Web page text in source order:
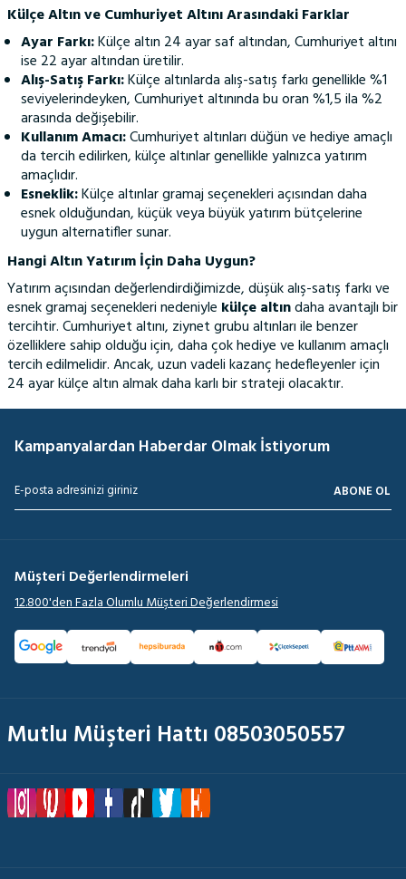
Külçe Altın ve Cumhuriyet Altını Arasındaki Farklar
Ayar Farkı:Külçe altın 24 ayar saf altından, Cumhuriyet altını
ise 22 ayar altından üretilir.
Alış-Satış Farkı:Külçe altınlarda alış-satış farkı genellikle %1
seviyelerindeyken, Cumhuriyet altınında bu oran %1,5 ila %2
arasında değişebilir.
Kullanım Amacı:Cumhuriyet altınları düğün ve hediye amaçlı
da tercih edilirken, külçe altınlar genellikle yalnızca yatırım
amaçlıdır.
Esneklik:Külçe altınlar gramaj seçenekleri açısından daha
esnek olduğundan, küçük veya büyük yatırım bütçelerine
uygun alternatifler sunar.
Hangi Altın Yatırım İçin Daha Uygun?
Yatırım açısından değerlendirdiğimizde, düşük alış-satış farkı ve
esnek gramaj seçenekleri nedeniyle külçe altındaha avantajlı bir
tercihtir. Cumhuriyet altını, ziynet grubu altınları ile benzer
özelliklere sahip olduğu için, daha çok hediye ve kullanım amaçlı
tercih edilmelidir. Ancak, uzun vadeli kazanç hedefleyenler için
24 ayar külçe altın almak daha karlı bir strateji olacaktır.
Kampanyalardan Haberdar Olmak İstiyorum
ABONE OL
Müşteri Değerlendirmeleri
12.800'den Fazla Olumlu Müşteri Değerlendirmesi
Mutlu Müşteri Hattı 08503050557